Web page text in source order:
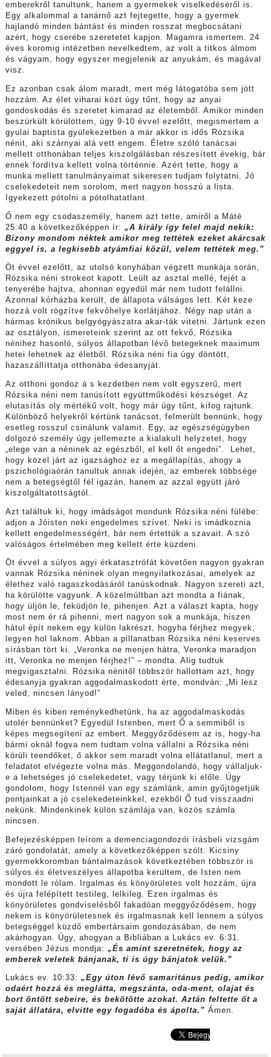
emberekről tanultunk, hanem a gyermekek viselkedéséről is.
Egy alkalommal a tanárnő azt fejtegette, hogy a gyermek
hajlandó minden bántást és minden rosszat megbocsátani
azért, hogy cserébe szeretetet kapjon. Magamra ismertem. 24
éves koromig intézetben nevelkedtem, az volt a titkos álmom
és vágyam, hogy egyszer megjelenik az anyukám, és magával
visz.
Ez azonban csak álom maradt, mert még látogatóba sem jött
hozzám. Az élet viharai közt úgy tűnt, hogy az anyai
gondoskodás és szeretet kimarad az életemből. Amikor minden
beszürkült körülöttem, úgy 9-10 évvel ezelőtt, megismertem a
gyulai baptista gyülekezetben a már akkor is idős Rózsika
nénit, aki szárnyai alá vett engem. Életre szóló tanácsai
mellett otthonában teljes kiszolgálásban részesített évekig, bár
ennek fordítva kellett volna történnie. Azért tette, hogy a
munka mellett tanulmányaimat sikeresen tudjam folytatni. Jó
cselekedeteit nem sorolom, mert nagyon hosszú a lista.
Igyekezett pótolni a pótolhatatlant.
Ő nem egy csodaszemély, hanem azt tette, amiről a Máté
25:40 a következőképpen ír: „A király így felel majd nekik:
Bizony mondom néktek amikor meg tettétek ezeket akárcsak
eggyel is, a legkisebb atyámfiai közül, velem tettétek meg.”
Öt évvel ezelőtt, az utolsó konyhában végzett munkája során,
Rózsika néni strokeot kapott. Leült az asztal mellé, fejét a
tenyerébe hajtva, ahonnan egyedül már nem tudott felállni.
Azonnal kórházba került, de állapota válságos lett. Két keze
hozzá volt rögzítve fekvőhelye korlátjához. Négy nap után a
hármas krónikus belgyógyászatra akar-ták vitetni. Jártunk ezen
az osztályon, ismereteink szerint az ott fekvő, Rózsika
nénihez hasonló, súlyos állapotban lévő betegeknek maximum
hetei lehetnek az életből. Rózsika néni fia úgy döntött,
hazaszállíttatja otthonába édesanyját.
Az otthoni gondoz á s kezdetben nem volt egyszerű, mert
Rózsika néni nem tanúsított együttműködési készséget. Az
elutasítás oly mértékű volt, hogy már úgy tűnt, kifog rajtunk.
Különböző helyekről kértünk tanácsot, felmerült bennünk, hogy
esetleg rosszul csinálunk valamit. Egy, az egészségügyben
dolgozó személy úgy jellemezte a kialakult helyzetet, hogy
„elege van a néninek az egészből, el kell őt engedni”. Lehet,
hogy közel járt az igazsághoz ez a megállapítás, ahogy a
pszichológiaórán tanultuk annak idején, az emberek többsége
nem a betegségtől fél igazán, hanem az azzal együtt járó
kiszolgáltatottságtól.
Azt találtuk ki, hogy imádságot mondunk Rózsika néni fülébe:
adjon a Jóisten neki engedelmes szívet. Neki is imádkoznia
kellett engedelmességért, bár nem értettük a szavait. A szó
valóságos értelmében meg kellett érte küzdeni.
Öt évvel a súlyos agyi érkatasztrófát követően nagyon gyakran
vannak Rózsika néninek olyan megnyilatkozásai, amelyek az
élethez való ragaszkodásáról tanúskodnak. Nagyon szereti azt,
ha körülötte vagyunk. A közelmúltban azt mondta a fiának,
hogy üljön le, feküdjön le, pihenjen. Azt a választ kapta, hogy
most nem ér rá pihenni, mert nagyon sok a munkája, hiszen
hátul épít nekem egy külön lakrészt, hogyha férjhez megyek,
legyen hol laknom. Abban a pillanatban Rózsika néni keserves
sírásban tört ki. „Veronka ne menjen hátra, Veronka maradjon
itt, Veronka ne menjen férjhez!” – mondta. Alig tudtuk
megvigasztalni. Rózsika nénitől többször hallottam azt, hogy
édesanyja gyakran aggodalmaskodott érte, mondván: „Mi lesz
veled, nincsen lányod!”
Miben és kiben reménykedhetünk, ha az aggodalmaskodás
utolér bennünket? Egyedül Istenben, mert Ő a semmiből is
képes megsegíteni az embert. Meggyőződésem az is, hogy-ha
bármi oknál fogva nem tudtam volna vállalni a Rózsika néni
körüli teendőket, ő akkor sem maradt volna ellátatlanul, mert a
feladatot elvégezte volna más. Meggondolandó, hogy vállaljuk-
e a lehetséges jó cselekedetet, vagy térjünk ki előle. Úgy
gondolom, hogy Istennél van egy számlánk, amin gyűjtögetjük
pontjainkat a jó cselekedeteinkkel, ezekből Ő tud visszaadni
nekünk. Mindenkinek külön számlája van, közös számla
nincsen.
Befejezésképpen leírom a demenciagondozói írásbeli vizsgám
záró gondolatát, amely a következőképpen szólt. Kicsiny
gyermekkoromban bántalmazások következtében többször is
súlyos és életveszélyes állapotba kerültem, de Isten nem
mondott le rólam. Irgalmas és könyörületes volt hozzám, újra
és újra felépített testileg, lelkileg. Ezen irgalmas és
könyörületes gondviselésből fakadóan meggyőződésem, hogy
nekem is könyörületesnek és irgalmasnak kell lennem a súlyos
betegséggel küzdő embertársaim gondozásában, de nem
akárhogyan. Úgy, ahogyan a Bibliában a Lukács ev. 6:31.
versében Jézus mondja: „És amint szeretnétek, hogy az
emberek veletek bánjanak, ti is úgy bánjatok velük.”
Lukács ev. 10:33: „Egy úton lévő samaritánus pedig, amikor
odaért hozzá és meglátta, megszánta, oda-ment, olajat és
bort öntött sebeire, és bekötötte azokat. Aztán feltette őt a
saját állatára, elvitte egy fogadóba és ápolta.” Ámen.